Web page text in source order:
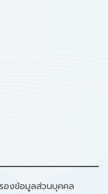
องข้อมูลส่วนบุคคล